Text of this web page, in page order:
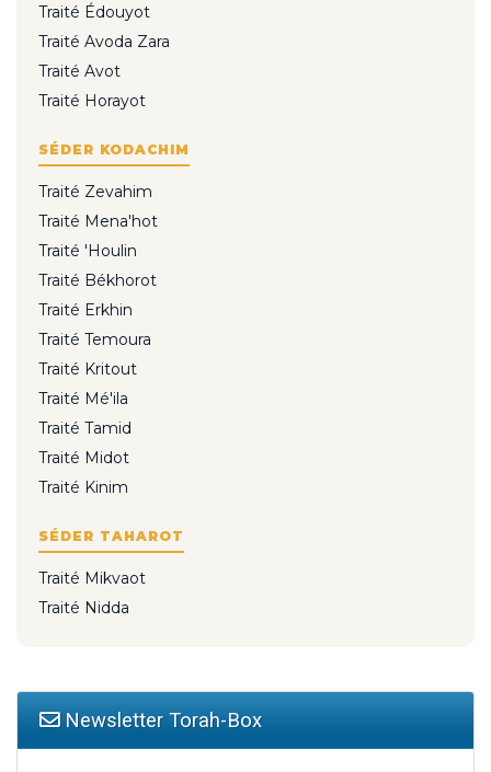
Traité Édouyot
Traité Avoda Zara
Traité Avot
Traité Horayot
SÉDER KODACHIM
Traité Zevahim
Traité Mena'hot
Traité 'Houlin
Traité Békhorot
Traité Erkhin
Traité Temoura
Traité Kritout
Traité Mé'ila
Traité Tamid
Traité Midot
Traité Kinim
SÉDER TAHAROT
Traité Mikvaot
Traité Nidda
Newsletter Torah-Box